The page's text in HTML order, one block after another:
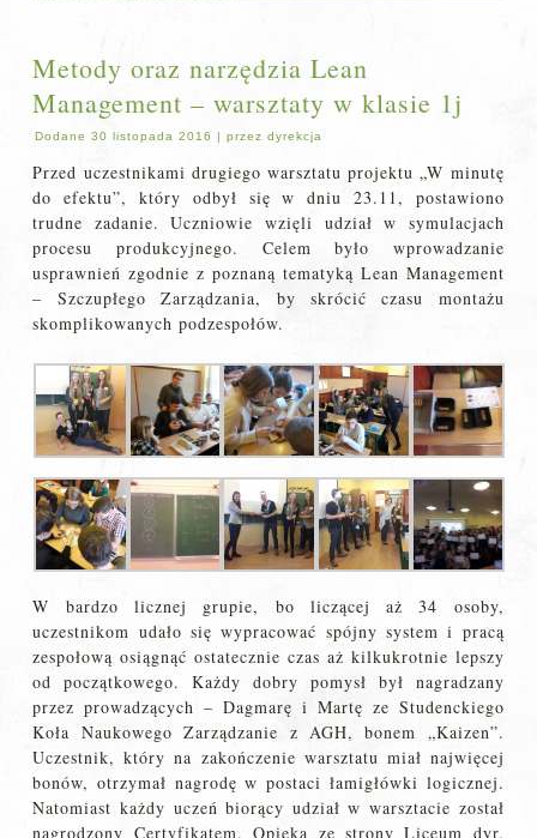
Metody oraz narzędzia Lean
Management – warsztaty w klasie 1j
Dodane 30 listopada 2016 |przez dyrekcja
Przed uczestnikami drugiego warsztatu projektu „W minutę
do efektu”, który odbył się w dniu 23.11, postawiono
trudne zadanie. Uczniowie wzięli udział w symulacjach
procesu produkcyjnego. Celem było wprowadzanie
usprawnień zgodnie z poznaną tematyką Lean Management
– Szczupłego Zarządzania, by skrócić czasu montażu
skomplikowanych podzespołów.
W bardzo licznej grupie, bo liczącej aż 34 osoby,
uczestnikom udało się wypracować spójny system i pracą
zespołową osiągnąć ostatecznie czas aż kilkukrotnie lepszy
od początkowego. Każdy dobry pomysł był nagradzany
przez prowadzących – Dagmarę i Martę ze Studenckiego
Koła Naukowego Zarządzanie z AGH, bonem „Kaizen”.
Uczestnik, który na zakończenie warsztatu miał najwięcej
bonów, otrzymał nagrodę w postaci łamigłówki logicznej.
Natomiast każdy uczeń biorący udział w warsztacie został
nagrodzony Certyfikatem. Opieka ze strony Liceum dyr.